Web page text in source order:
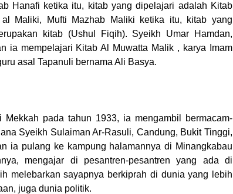
Hanafi ketika itu, kitab yang dipelajari adalah Kitab
Maliki, Mufti Mazhab Maliki ketika itu, kitab yang
kitab (Ushul Fiqih). Syeikh Umar Hamdan,
ia mempelajari Kitab Al Muwatta Malik , karya Imam
asal Tapanuli bernama Ali Basya.
pada tahun 1933, ia mengambil bermacam-
Syeikh Sulaiman Ar-Rasuli, Candung, Bukit Tinggi,
ia pulang ke kampung halamannya di Minangkabau
mengajar di pesantren-pesantren yang ada di
melebarkan sayapnya berkiprah di dunia yang lebih
juga dunia politik.